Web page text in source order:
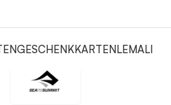
GESCHENKKARTENLEMALI